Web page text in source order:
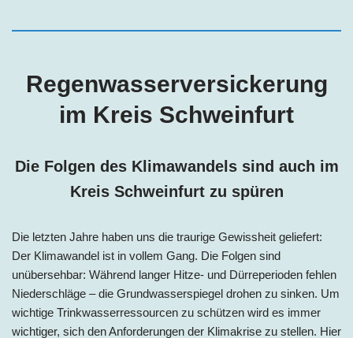
Regenwasserversickerung
im Kreis Schweinfurt
Die Folgen des Klimawandels sind auch im
Kreis Schweinfurt zu spüren
Die letzten Jahre haben uns die traurige Gewissheit geliefert:
Der Klimawandel ist in vollem Gang. Die Folgen sind
unübersehbar: Während langer Hitze- und Dürreperioden fehlen
Niederschläge – die Grundwasserspiegel drohen zu sinken. Um
wichtige Trinkwasserressourcen zu schützen wird es immer
wichtiger, sich den Anforderungen der Klimakrise zu stellen. Hier